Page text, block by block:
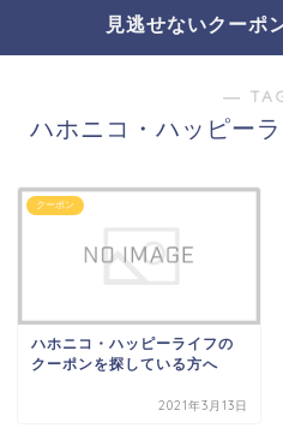
見逃せないクーポ
―
ハホニコ・ハッピー
クーポン
ハホニコ・ハッピーライフの
クーポンを探している方へ
2021年3月13日